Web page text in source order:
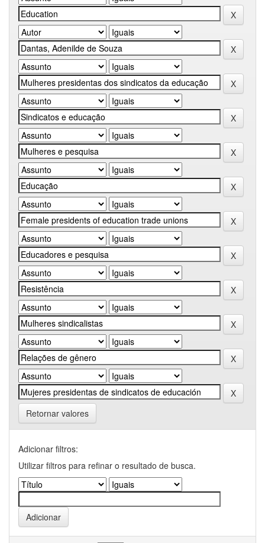
Retornar valores
Adicionar filtros:
Utilizar filtros para refinar o resultado de busca.